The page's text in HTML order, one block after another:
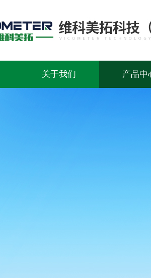
关于我们 产品中